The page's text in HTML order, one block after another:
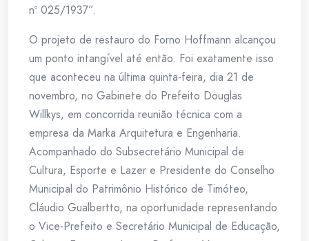
nº 025/1937”.
O projeto de restauro do Forno Hoffmann alcançou
um ponto intangível até então. Foi exatamente isso
que aconteceu na última quinta-feira, dia 21 de
novembro, no Gabinete do Prefeito Douglas
Willkys, em concorrida reunião técnica com a
empresa da Marka Arquitetura e Engenharia.
Acompanhado do Subsecretário Municipal de
Cultura, Esporte e Lazer e Presidente do Conselho
Municipal do Patrimônio Histórico de Timóteo,
Cláudio Gualbertto, na oportunidade representando
o Vice-Prefeito e Secretário Municipal de Educação,